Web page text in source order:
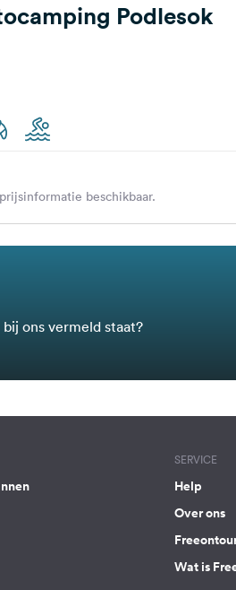
Podlesok
beschikbaar.
ons vermeld staat?
SERVICE
Help
Over ons
Wat is